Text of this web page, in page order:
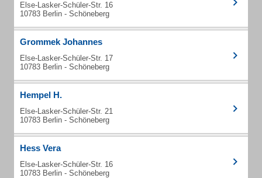
Else-Lasker-Schüler-Str. 16
10783 Berlin - Schöneberg
Grommek Johannes
Else-Lasker-Schüler-Str. 17
10783 Berlin - Schöneberg
Hempel H.
Else-Lasker-Schüler-Str. 21
10783 Berlin - Schöneberg
Hess Vera
Else-Lasker-Schüler-Str. 16
10783 Berlin - Schöneberg